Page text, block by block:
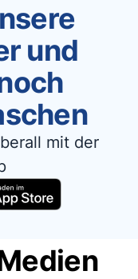
und
mit der